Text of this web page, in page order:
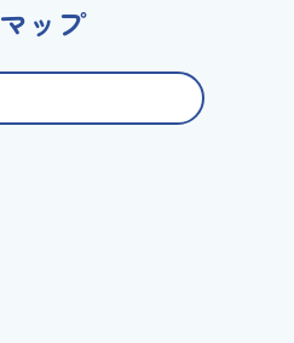
マップ